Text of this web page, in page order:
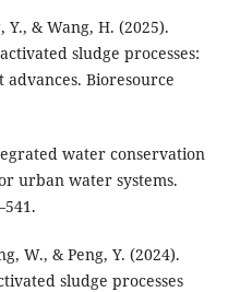
Y., & Wang, H. (2025).
sludge processes:
Bioresource
water conservation
urban water systems.
W., & Peng, Y. (2024).
sludge processes